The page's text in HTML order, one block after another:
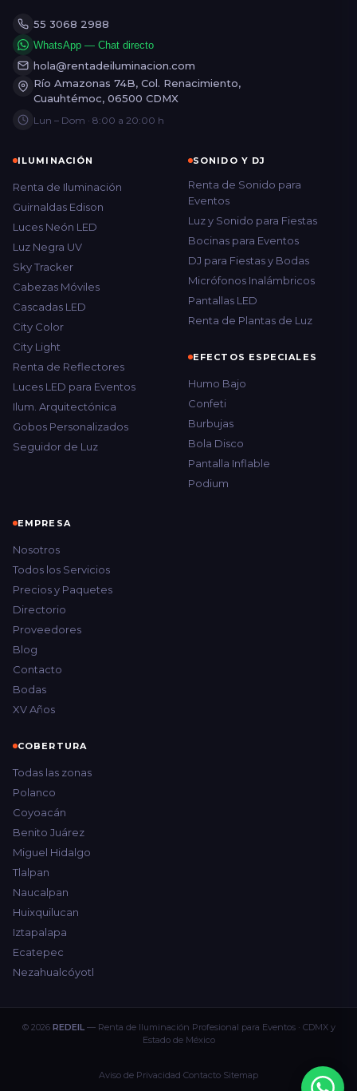
55 3068 2988
WhatsApp — Chat directo
hola@rentadeiluminacion.com
Río Amazonas 74B, Col. Renacimiento,
Cuauhtémoc, 06500 CDMX
Lun – Dom · 8:00 a 20:00 h
ILUMINACIÓN
Renta de Iluminación
Guirnaldas Edison
Luces Neón LED
Luz Negra UV
Sky Tracker
Cabezas Móviles
Cascadas LED
City Color
City Light
Renta de Reflectores
Luces LED para Eventos
Ilum. Arquitectónica
Gobos Personalizados
Seguidor de Luz
SONIDO Y DJ
Renta de Sonido para
Eventos
Luz y Sonido para Fiestas
Bocinas para Eventos
DJ para Fiestas y Bodas
Micrófonos Inalámbricos
Pantallas LED
Renta de Plantas de Luz
EFECTOS ESPECIALES
Humo Bajo
Confeti
Burbujas
Bola Disco
Pantalla Inflable
Podium
EMPRESA
Nosotros
Todos los Servicios
Precios y Paquetes
Directorio
Proveedores
Blog
Contacto
Bodas
XV Años
COBERTURA
Todas las zonas
Polanco
Coyoacán
Benito Juárez
Miguel Hidalgo
Tlalpan
Naucalpan
Huixquilucan
Iztapalapa
Ecatepec
Nezahualcóyotl
© 2026 REDEIL— Renta de Iluminación Profesional para Eventos · CDMX y
Estado de México
Aviso de Privacidad Contacto Sitemap